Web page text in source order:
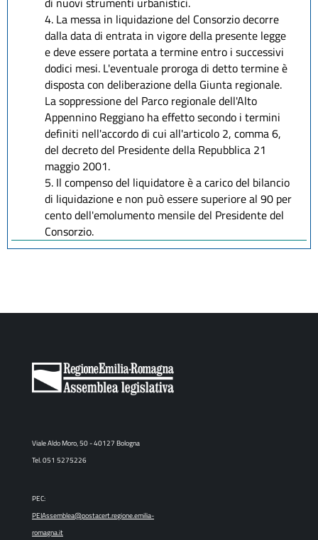
4. La messa in liquidazione del Consorzio decorre
dalla data di entrata in vigore della presente legge
e deve essere portata a termine entro i successivi
dodici mesi. L'eventuale proroga di detto termine è
disposta con deliberazione della Giunta regionale.
La soppressione del Parco regionale dell'Alto
Appennino Reggiano ha effetto secondo i termini
definiti nell'accordo di cui all'articolo 2, comma 6,
del decreto del Presidente della Repubblica 21
maggio 2001.
5. Il compenso del liquidatore è a carico del bilancio
di liquidazione e non può essere superiore al 90 per
cento dell'emolumento mensile del Presidente del
Consorzio.
Viale Aldo Moro, 50 - 40127 Bologna
Tel. 051 5275226
PEC:
PEIAssemblea@postacert.regione.emilia-
romagna.it